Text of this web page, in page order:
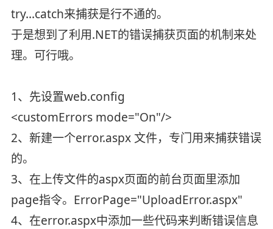
try...catch来捕获是行不通的。
于是想到了利用.NET的错误捕获页面的机制来处
理。可行哦。
1、先设置web.config
<customErrors mode="On"/>
2、新建一个error.aspx 文件，专门用来捕获错误
的。
3、在上传文件的aspx页面的前台页面里添加
page指令。ErrorPage="UploadError.aspx"
4、在error.aspx中添加一些代码来判断错误信息